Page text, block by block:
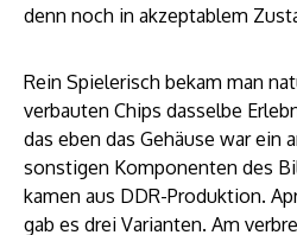
denn noch in akzeptablem
Rein Spielerisch bekam man
verbauten Chips dasselbe
das eben das Gehäuse war ein
sonstigen Komponenten des
kamen aus DDR-Produktion.
gab es drei Varianten. Am